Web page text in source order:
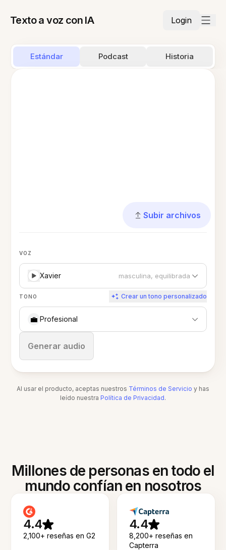
Texto a voz con IA Login
Estándar Podcast Historia
Subir archivos
VOZ
Xavier masculina, equilibrada
TONO Crear un tono personalizado
💼 Profesional
Generar audio
Detener
Al usar el producto, aceptas nuestros Términos de Servicio y has
leído nuestra Política de Privacidad.
Millones de personas en todo el
mundo confían en nosotros
4.4
2,100+ reseñas en G2
4.4
8,200+ reseñas en
Capterra